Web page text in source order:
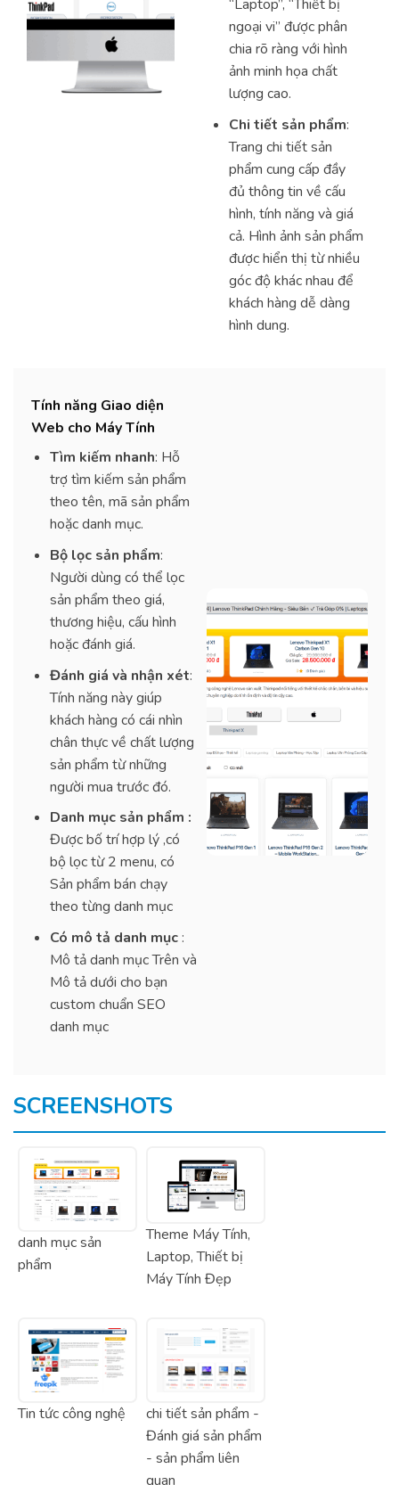
“Laptop”, “Thiết bị
ngoại vi” được phân
chia rõ ràng với hình
ảnh minh họa chất
lượng cao.
Chi tiết sản phẩm:
Trang chi tiết sản
phẩm cung cấp đầy
đủ thông tin về cấu
hình, tính năng và giá
cả. Hình ảnh sản phẩm
được hiển thị từ nhiều
góc độ khác nhau để
khách hàng dễ dàng
hình dung.
Tính năng Giao diện
Web cho Máy Tính
Tìm kiếm nhanh: Hỗ
trợ tìm kiếm sản phẩm
theo tên, mã sản phẩm
hoặc danh mục.
Bộ lọc sản phẩm:
Người dùng có thể lọc
sản phẩm theo giá,
thương hiệu, cấu hình
hoặc đánh giá.
Đánh giá và nhận xét:
Tính năng này giúp
khách hàng có cái nhìn
chân thực về chất lượng
sản phẩm từ những
người mua trước đó.
Danh mục sản phẩm :
Được bố trí hợp lý ,có
bộ lọc từ 2 menu, có
Sản phẩm bán chạy
theo từng danh mục
Có mô tả danh mục:
Mô tả danh mục Trên và
Mô tả dưới cho bạn
custom chuẩn SEO
danh mục
SCREENSHOTS
danh mục sản
phẩm
Theme Máy Tính,
Laptop, Thiết bị
Máy Tính Đẹp
Tin tức công nghệ
chi tiết sản phẩm -
Đánh giá sản phẩm
- sản phẩm liên
quan